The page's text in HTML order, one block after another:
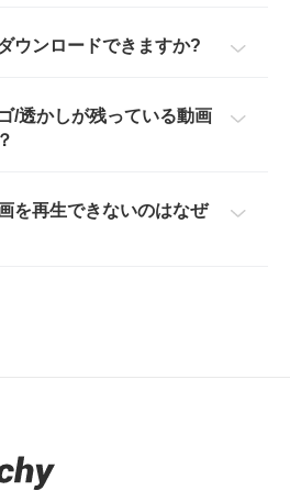
ウンロードできますか?
/透かしが残っている動画
を再生できないのはなぜ